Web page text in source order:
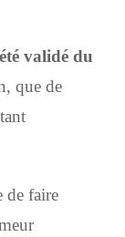
validé du
que de
de faire